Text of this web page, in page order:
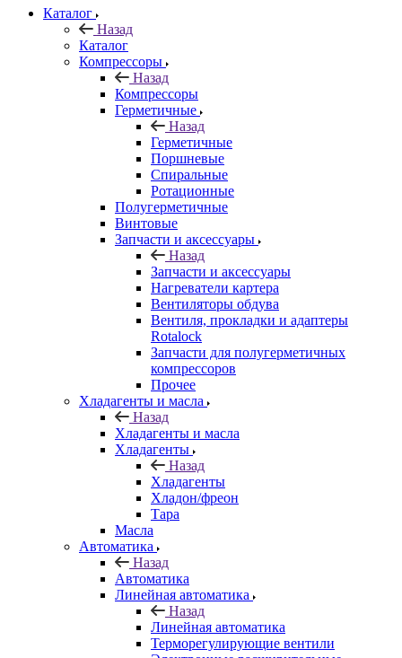
Каталог
Назад
Каталог
Компрессоры
Назад
Компрессоры
Герметичные
Назад
Герметичные
Поршневые
Спиральные
Ротационные
Полугерметичные
Винтовые
Запчасти и аксессуары
Назад
Запчасти и аксессуары
Нагреватели картера
Вентиляторы обдува
Вентиля, прокладки и адаптеры
Rotalock
Запчасти для полугерметичных
компрессоров
Прочее
Хладагенты и масла
Назад
Хладагенты и масла
Хладагенты
Назад
Хладагенты
Хладон/фреон
Тара
Масла
Автоматика
Назад
Автоматика
Линейная автоматика
Назад
Линейная автоматика
Терморегулирующие вентили